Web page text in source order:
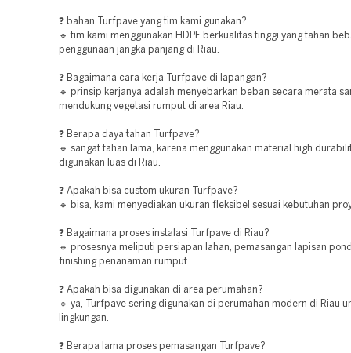
❓ bahan Turfpave yang tim kami gunakan?
🔹 tim kami menggunakan HDPE berkualitas tinggi yang tahan
penggunaan jangka panjang di Riau.
❓ Bagaimana cara kerja Turfpave di lapangan?
🔹 prinsip kerjanya adalah menyebarkan beban secara merata
mendukung vegetasi rumput di area Riau.
❓ Berapa daya tahan Turfpave?
🔹 sangat tahan lama, karena menggunakan material high
digunakan luas di Riau.
❓ Apakah bisa custom ukuran Turfpave?
🔹 bisa, kami menyediakan ukuran fleksibel sesuai kebutuhan
❓ Bagaimana proses instalasi Turfpave di Riau?
🔹 prosesnya meliputi persiapan lahan, pemasangan lapisan
finishing penanaman rumput.
❓ Apakah bisa digunakan di area perumahan?
🔹 ya, Turfpave sering digunakan di perumahan modern di Riau
lingkungan.
❓ Berapa lama proses pemasangan Turfpave?